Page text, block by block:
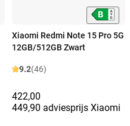
Xiaomi Redmi Note 15 Pro 5G
12GB/512GB Zwart
9.2(46)
422,00
449,90 adviesprijs Xiaomi